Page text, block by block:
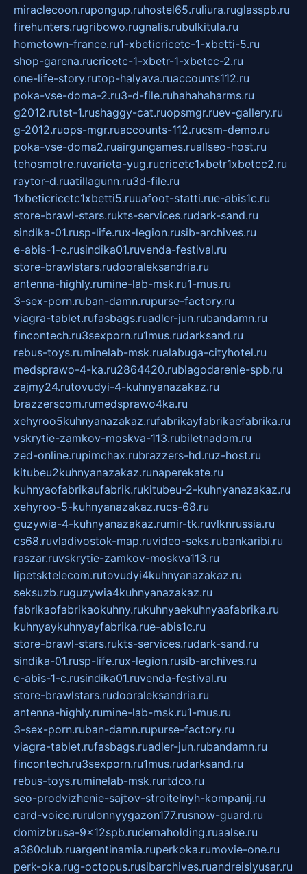
miraclecoon.rupongup.ruhostel65.ruliura.ruglasspb.ru
firehunters.rugribowo.rugnalis.rubulkitula.ru
hometown-france.ru1-xbeticricetc-1-xbetti-5.ru
shop-garena.rucricetc-1-xbetr-1-xbetcc-2.ru
one-life-story.rutop-halyava.ruaccounts112.ru
poka-vse-doma-2.ru3-d-file.ruhahahaharms.ru
g2012.rutst-1.rushaggy-cat.ruopsmgr.ruev-gallery.ru
g-2012.ruops-mgr.ruaccounts-112.rucsm-demo.ru
poka-vse-doma2.ruairgungames.ruallseo-host.ru
tehosmotre.ruvarieta-yug.rucricetc1xbetr1xbetcc2.ru
raytor-d.ruatillagunn.ru3d-file.ru
1xbeticricetc1xbetti5.ruuafoot-statti.rue-abis1c.ru
store-brawl-stars.rukts-services.rudark-sand.ru
sindika-01.rusp-life.rux-legion.rusib-archives.ru
e-abis-1-c.rusindika01.ruvenda-festival.ru
store-brawlstars.rudooraleksandria.ru
antenna-highly.rumine-lab-msk.ru1-mus.ru
3-sex-porn.ruban-damn.rupurse-factory.ru
viagra-tablet.rufasbags.ruadler-jun.rubandamn.ru
fincontech.ru3sexporn.ru1mus.rudarksand.ru
rebus-toys.ruminelab-msk.rualabuga-cityhotel.ru
medsprawo-4-ka.ru2864420.rublagodarenie-spb.ru
zajmy24.rutovudyi-4-kuhnyanazakaz.ru
brazzerscom.rumedsprawo4ka.ru
xehyroo5kuhnyanazakaz.rufabrikayfabrikaefabrika.ru
vskrytie-zamkov-moskva-113.rubiletnadom.ru
zed-online.rupimchax.rubrazzers-hd.ruz-host.ru
kitubeu2kuhnyanazakaz.runaperekate.ru
kuhnyaofabrikaufabrik.rukitubeu-2-kuhnyanazakaz.ru
xehyroo-5-kuhnyanazakaz.rucs-68.ru
guzywia-4-kuhnyanazakaz.rumir-tk.ruvlknrussia.ru
cs68.ruvladivostok-map.ruvideo-seks.rubankaribi.ru
raszar.ruvskrytie-zamkov-moskva113.ru
lipetsktelecom.rutovudyi4kuhnyanazakaz.ru
seksuzb.ruguzywia4kuhnyanazakaz.ru
fabrikaofabrikaokuhny.rukuhnyaekuhnyaafabrika.ru
kuhnyaykuhnyayfabrika.rue-abis1c.ru
store-brawl-stars.rukts-services.rudark-sand.ru
sindika-01.rusp-life.rux-legion.rusib-archives.ru
e-abis-1-c.rusindika01.ruvenda-festival.ru
store-brawlstars.rudooraleksandria.ru
antenna-highly.rumine-lab-msk.ru1-mus.ru
3-sex-porn.ruban-damn.rupurse-factory.ru
viagra-tablet.rufasbags.ruadler-jun.rubandamn.ru
fincontech.ru3sexporn.ru1mus.rudarksand.ru
rebus-toys.ruminelab-msk.rurtdco.ru
seo-prodvizhenie-sajtov-stroitelnyh-kompanij.ru
card-voice.rurulonnyygazon177.rusnow-guard.ru
domizbrusa-9x12spb.rudemaholding.ruaalse.ru
a380club.ruargentinamia.ruperkoka.rumovie-one.ru
perk-oka.rug-octopus.rusibarchives.ruandreislyusar.ru